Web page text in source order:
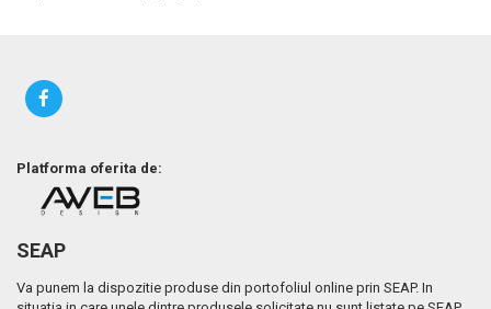
Platforma oferita de:
SEAP
Va punem la dispozitie produse din portofoliul online prin SEAP. In